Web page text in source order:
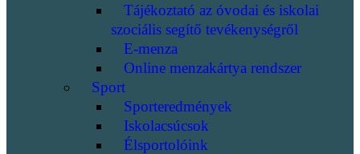
Tájékoztató az óvodai és iskolai
szociális segítő tevékenységről
E-menza
Online menzakártya rendszer
Sport
Sporteredmények
Iskolacsúcsok
Élsportolóink